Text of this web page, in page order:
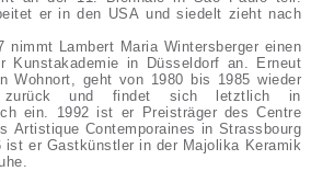
er in den USA und siedelt zieht nach
nimmt Lambert Maria Wintersberger einen
Kunstakademie in Düsseldorf an. Erneut
Wohnort, geht von 1980 bis 1985 wieder
zurück und findet sich letztlich in
ein. 1992 ist er Preisträger des Centre
Artistique Contemporaines in Strassbourg
ist er Gastkünstler in der Majolika Keramik